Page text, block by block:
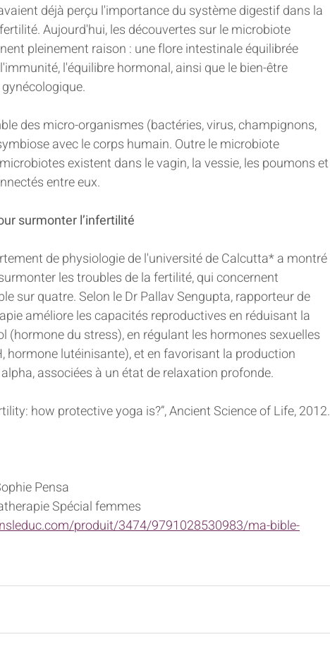
déjà perçu l'importance du système digestif dans la
Aujourd'hui, les découvertes sur le microbiote
pleinement raison : une flore intestinale équilibrée
l'équilibre hormonal, ainsi que le bien-être
des micro-organismes (bactéries, virus, champignons,
avec le corps humain. Outre le microbiote
existent dans le vagin, la vessie, les poumons et
entre eux.
surmonter l’infertilité
de physiologie de l'université de Calcutta* a montré
les troubles de la fertilité, qui concernent
sur quatre. Selon le Dr Pallav Sengupta, rapporteur de
améliore les capacités reproductives en réduisant la
(hormone du stress), en régulant les hormones sexuelles
hormone lutéinisante), et en favorisant la production
alpha, associées à un état de relaxation profonde.
how protective yoga is?”, Ancient Science of Life, 2012.
Pensa
Spécial femmes
produit/3474/9791028530983/ma-bible-